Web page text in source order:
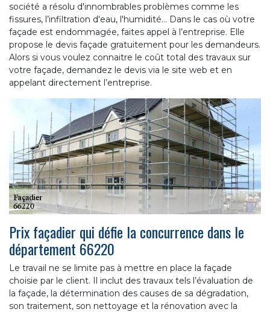
société a résolu d'innombrables problèmes comme les
fissures, l’infiltration d'eau, l'humidité… Dans le cas où votre
façade est endommagée, faites appel à l’entreprise. Elle
propose le devis façade gratuitement pour les demandeurs.
Alors si vous voulez connaitre le coût total des travaux sur
votre façade, demandez le devis via le site web et en
appelant directement l’entreprise.
Prix façadier qui défie la concurrence dans le
département 66220
Le travail ne se limite pas à mettre en place la façade
choisie par le client. Il inclut des travaux tels l’évaluation de
la façade, la détermination des causes de sa dégradation,
son traitement, son nettoyage et la rénovation avec la